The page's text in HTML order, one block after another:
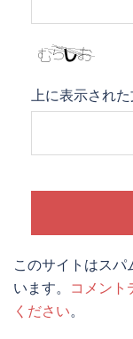
上に表示され
このサイトはス
います。 コメント
ください。